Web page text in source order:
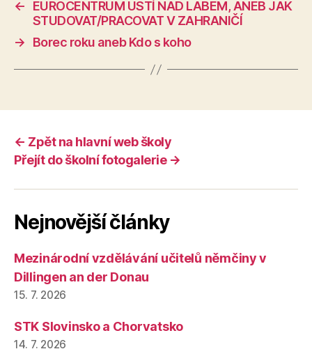
←
EUROCENTRUM ÚSTÍ NAD LABEM, ANEB JAK
STUDOVAT/PRACOVAT V ZAHRANIČÍ
→
Borec roku aneb Kdo s koho
← Zpět na hlavní web školy
Přejít do školní fotogalerie →
Nejnovější články
Mezinárodní vzdělávání učitelů němčiny v
Dillingen an der Donau
15. 7. 2026
STK Slovinsko a Chorvatsko
14. 7. 2026